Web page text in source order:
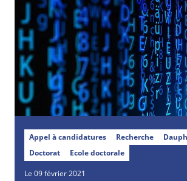
Appel à candidatures Recherche
Doctorat
Ecole doctorale
Le 09 février 2021